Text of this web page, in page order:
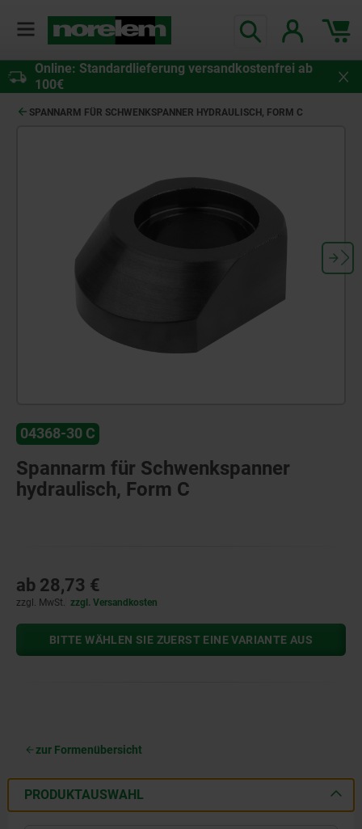
Online: Standardlieferung versandkostenfrei ab
100€
SPANNARM FÜR SCHWENKSPANNER HYDRAULISCH, FORM C
04368-30 C
Spannarm für Schwenkspanner
hydraulisch, Form C
ab 28,73 €
zzgl. MwSt. zzgl. Versandkosten
BITTE WÄHLEN SIE ZUERST EINE VARIANTE AUS
zur Formenübersicht
PRODUKTAUSWAHL